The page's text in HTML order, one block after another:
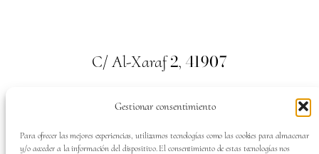
Gestionar consentimiento
Para ofrecer las mejores experiencias, utilizamos tecnologías como las cookies para almacenar
y/o acceder a la información del dispositivo. El consentimiento de estas tecnologías nos
C/ Al-Xaraf2, 41907
Valencina de la Concepción. Sevilla
Tel:659700313